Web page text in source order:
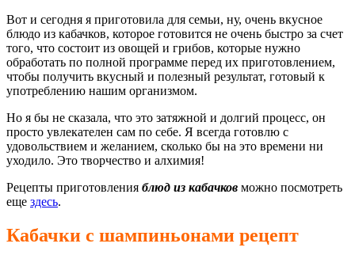
Вот и сегодня я приготовила для семьи, ну, очень вкусное
блюдо из кабачков, которое готовится не очень быстро за счет
того, что состоит из овощей и грибов, которые нужно
обработать по полной программе перед их приготовлением,
чтобы получить вкусный и полезный результат, готовый к
употреблению нашим организмом.
Но я бы не сказала, что это затяжной и долгий процесс, он
просто увлекателен сам по себе. Я всегда готовлю с
удовольствием и желанием, сколько бы на это времени ни
уходило. Это творчество и алхимия!
Рецепты приготовления блюд из кабачков можно посмотреть
еще здесь.
Кабачки с шампиньонами рецепт